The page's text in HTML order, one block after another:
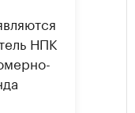
НПК